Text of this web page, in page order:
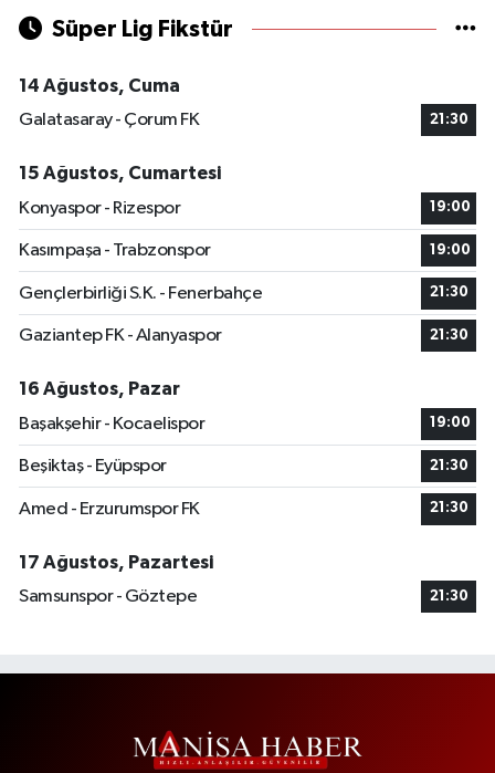
Süper Lig Fikstür
14 Ağustos, Cuma
Galatasaray - Çorum FK
21:30
15 Ağustos, Cumartesi
Konyaspor - Rizespor
19:00
Kasımpaşa - Trabzonspor 19:00
Gençlerbirliği S.K. - Fenerbahçe 21:30
Gaziantep FK - Alanyaspor 21:30
16 Ağustos, Pazar
Başakşehir - Kocaelispor
19:00
Beşiktaş - Eyüpspor 21:30
Amed - Erzurumspor FK 21:30
17 Ağustos, Pazartesi
Samsunspor - Göztepe
21:30